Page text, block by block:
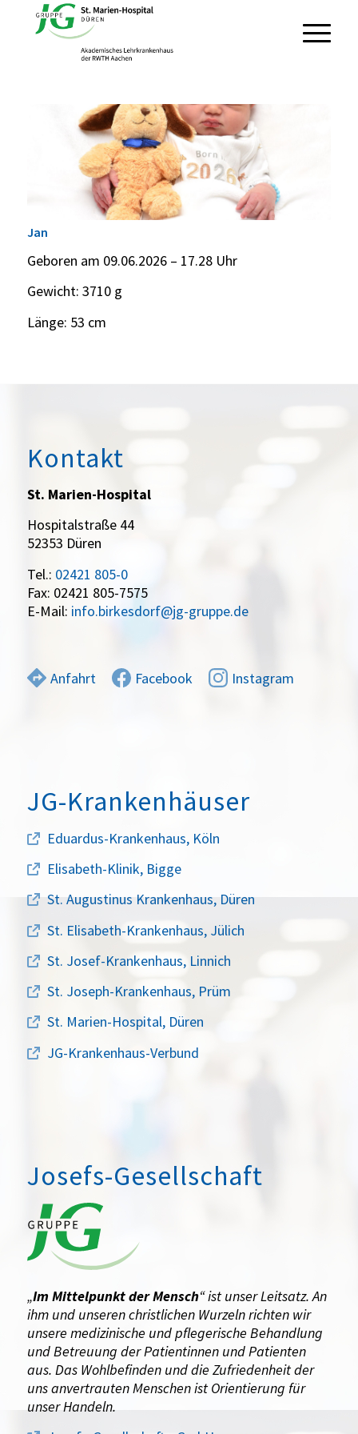
Jan
Geboren am 09.06.2026 – 17.28 Uhr
Gewicht: 3710 g
Länge: 53 cm
Kontakt
St. Marien-Hospital
Hospitalstraße 44
52353 Düren
Tel.: 02421 805-0
Fax: 02421 805-7575
E-Mail: info.birkesdorf@jg-gruppe.de
Anfahrt Facebook Instagram
JG-Krankenhäuser
Eduardus-Krankenhaus, Köln
Elisabeth-Klinik, Bigge
St. Augustinus Krankenhaus, Düren
St. Elisabeth-Krankenhaus, Jülich
St. Josef-Krankenhaus, Linnich
St. Joseph-Krankenhaus, Prüm
St. Marien-Hospital, Düren
JG-Krankenhaus-Verbund
Josefs-Gesellschaft
„Im Mittelpunkt der Mensch“ ist unser Leitsatz. An
ihm und unseren christlichen Wurzeln richten wir
unsere medizinische und pflegerische Behandlung
und Betreuung der Patientinnen und Patienten
aus. Das Wohlbefinden und die Zufriedenheit der
uns anvertrauten Menschen ist Orientierung für
unser Handeln.